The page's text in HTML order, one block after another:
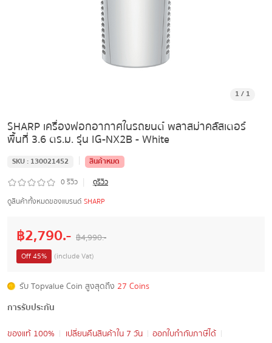
1 / 1
SHARP เครื่องฟอกอากาศในรถยนต์ พลาสม่าคลัสเตอร์
พื้นที่ 3.6 ตร.ม. รุ่น IG-NX2B - White
SKU : 130021452 |
สินค้าหมด
0 รีวิว |
ดูรีวิว
ดูสินค้าทั้งหมดของแบรนด์ SHARP
฿2,790.- ฿4,990.-
Off45% (include Vat)
รับ Topvalue Coin สูงสุดถึง 27 Coins
การรับประกัน
ของแท้ 100%
เปลี่ยนคืนสินค้าใน 7 วัน
ออกใบกำกับภาษีได้